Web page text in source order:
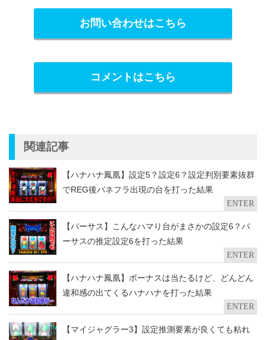
お問い合わせはこちら
コメントはこちら
関連記事
【ハナハナ鳳凰】設定5？設定6？設定判別要素抜群
でREG後パネフラ出現の台を打った結果
ENTER
【バーサス】こんなハマり台がまさかの設定6？バ
ーサスの推定設定6を打った結果
ENTER
【ハナハナ鳳凰】ボーナスは当たるけど、どんどん
違和感の出てくるハナハナを打った結果
ENTER
【マイジャグラー3】設定推測要素が良くても粘れ